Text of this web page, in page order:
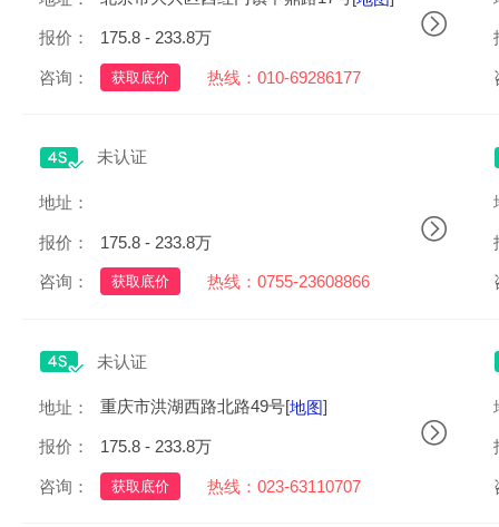
报价： 175.8 - 233.8万
咨询： 获取底价 热线：010-69286177
未认证
地址： 深圳市福田区中心区卓越时代广场（二期）裙楼商业
报价： 175.8 - 233.8万
咨询： 获取底价 热线：0755-23608866
未认证
地址： 重庆市洪湖西路北路49号[地图]
报价： 175.8 - 233.8万
咨询： 获取底价 热线：023-63110707